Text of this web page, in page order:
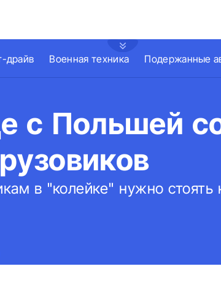
драйв Военная техника Подержанные
с Польшей
в "колейке" нужно стоять